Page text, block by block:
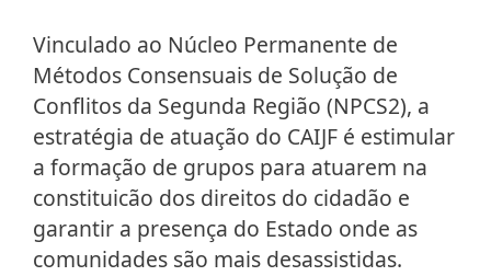
Vinculado ao Núcleo Permanente de
Métodos Consensuais de Solução de
Conflitos da Segunda Região (NPCS2), a
estratégia de atuação do CAIJF é estimular
a formação de grupos para atuarem na
constituicão dos direitos do cidadão e
garantir a presença do Estado onde as
comunidades são mais desassistidas.